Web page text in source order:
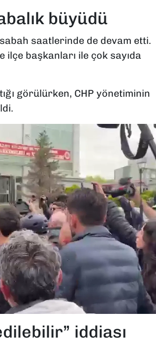
büyüdü
saatlerinde de devam etti.
başkanları ile çok sayıda
görülürken, CHP yönetiminin
iddiası